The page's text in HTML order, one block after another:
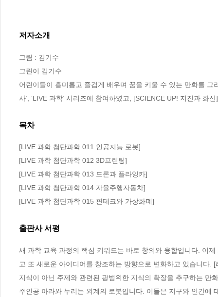
저자소개
그림 : 김기수
그린이 김기수
어린이들이 흥미롭고 즐겁게 배우며 꿈을 키울 수 있는 만화를 그
사’, ‘LIVE 과학’ 시리즈에 참여하였고, [SCIENCE UP! 지진과 화
목차
[LIVE 과학 첨단과학 011 인공지능 로봇]
[LIVE 과학 첨단과학 012 3D프린팅]
[LIVE 과학 첨단과학 013 드론과 플라잉카]
[LIVE 과학 첨단과학 014 자율주행자동차]
[LIVE 과학 첨단과학 015 핀테크와 가상화폐]
출판사 서평
새 과학 교육 과정의 핵심 키워드는 바로 창의와 융합입니다. 이
고 또 새로운 아이디어를 창조하는 방향으로 변화하고 있습니다
지식이 아닌 주제와 관련된 광범위한 지식의 확장을 추구하는 만
주인공 아라와 누리는 외계의 로봇입니다. 이들은 지구와 인간에